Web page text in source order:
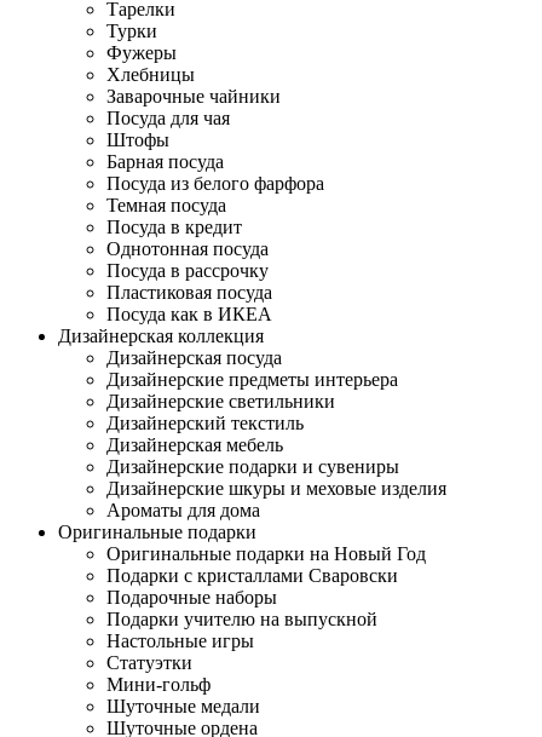
Тарелки
Турки
Фужеры
Хлебницы
Заварочные чайники
Посуда для чая
Штофы
Барная посуда
Посуда из белого фарфора
Темная посуда
Посуда в кредит
Однотонная посуда
Посуда в рассрочку
Пластиковая посуда
Посуда как в ИКЕА
Дизайнерская коллекция
Дизайнерская посуда
Дизайнерские предметы интерьера
Дизайнерские светильники
Дизайнерский текстиль
Дизайнерская мебель
Дизайнерские подарки и сувениры
Дизайнерские шкуры и меховые изделия
Ароматы для дома
Оригинальные подарки
Оригинальные подарки на Новый Год
Подарки с кристаллами Сваровски
Подарочные наборы
Подарки учителю на выпускной
Настольные игры
Статуэтки
Мини-гольф
Шуточные медали
Шуточные ордена